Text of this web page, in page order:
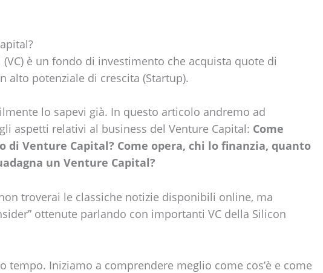
(VC) è un fondo di investimento che acquista quote di
alto potenziale di crescita (Startup).
lo sapevi già. In questo articolo andremo ad
aspetti relativi al business del Venture Capital: Come
di Venture Capital? Come opera, chi lo finanzia, quanto
un Venture Capital?
troverai le classiche notizie disponibili online, ma
ottenute parlando con importanti VC della Silicon
tempo. Iniziamo a comprendere meglio come cos’è e come